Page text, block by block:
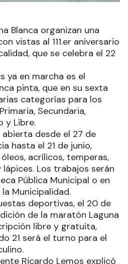
Blanca organizan una
vistas al 111.er aniversario
que se celebra el 22
ya en marcha es el
pinta, que en su sexta
categorías para los
Secundaria,
y Libre.
desde el 27 de
hasta el 21 de junio,
acrílicos, temperas,
Los trabajos serán
Pública Municipal o en
Municipalidad.
deportivas, el 20 de
de la maratón Laguna
libre y gratuita,
21 será el turno para el
Ricardo Lemos explicó